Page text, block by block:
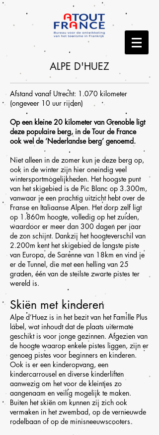
ALPE D'HUEZ
Afstand vanaf Utrecht: 1.070 kilometer
(ongeveer 10 uur rijden)
Op een kleine 20 kilometer van Grenoble ligt
deze populaire berg, in de Tour de France
ook wel de ‘Nederlandse berg’ genoemd.
Niet alleen in de zomer kun je deze berg op,
ook in de winter zijn hier oneindig veel
wintersportmogelijkheden. Het hoogste punt
van het skigebied is de Pic Blanc op 3.300m,
vanwaar je een prachtig uitzicht hebt over de
Franse en Italiaanse Alpen. Het dorp zelf ligt
op 1.860m hoogte, volledig op het zuiden,
waardoor er meer dan 300 dagen per jaar
de zon schijnt. Dankzij het hoogteverschil van
2.200m kent het skigebied de langste piste
van Europa, de Sarenne van 18km en vind je
er de Tunnel, die met een helling van 25
graden, één van de steilste zwarte pistes ter
wereld is.
Skiën met kinderen
Alpe d’Huez is in het bezit van het Famille Plus
label, wat inhoudt dat de plaats uitermate
geschikt is voor jonge gezinnen. Afgezien van
de hoogte waarop enkele pistes liggen, zijn er
genoeg pistes voor beginners en kinderen.
Ook is er een kinderopvang, een
kindercarrousel en diverse kinderliften
aanwezig om het voor de kleintjes zo
aangenaam en veilig mogelijk te maken.
Buiten het skiën om kunnen zij zich ook
vermaken in het zwembad, op de vernieuwde
rodelbaan of op de minisneeuwscooters.